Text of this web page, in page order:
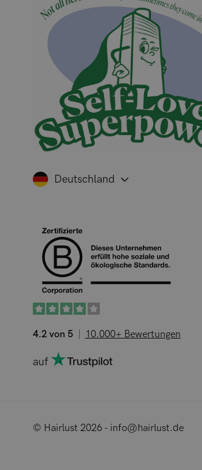
Deutschland
4.2 von 5 10.000+ Bewertungen
auf
© Hairlust 2026 - info@hairlust.de